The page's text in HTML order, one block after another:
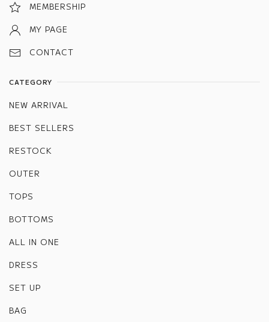
MEMBERSHIP
MY PAGE
CONTACT
CATEGORY
NEW ARRIVAL
BEST SELLERS
RESTOCK
OUTER
TOPS
BOTTOMS
ALL IN ONE
DRESS
SET UP
BAG